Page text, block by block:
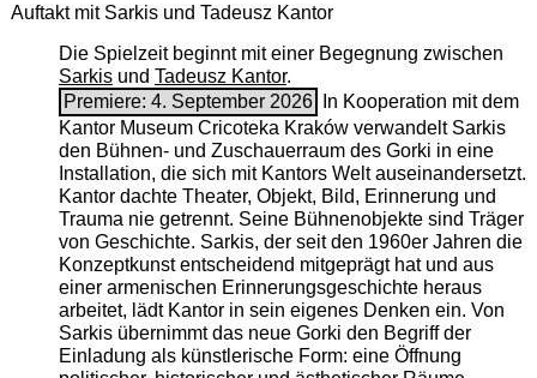
Auftakt mit Sarkis und Tadeusz Kantor
Die Spielzeit beginnt mit einer Begegnung zwischen
Sarkisund Tadeusz Kantor.
Premiere: 4. September 2026
In Kooperation mit dem
Kantor Museum Cricoteka Kraków verwandelt Sarkis
den Bühnen- und Zuschauerraum des Gorki in eine
Installation, die sich mit Kantors Welt auseinandersetzt.
Kantor dachte Theater, Objekt, Bild, Erinnerung und
Trauma nie getrennt. Seine Bühnenobjekte sind Träger
von Geschichte. Sarkis, der seit den 1960er Jahren die
Konzeptkunst entscheidend mitgeprägt hat und aus
einer armenischen ­Erinnerungsgeschichte heraus
arbeitet, lädt Kantor in sein eigenes Denken ein. Von
Sarkis übernimmt das neue Gorki den Begriff der
Einladung als künstlerische Form: eine Öffnung